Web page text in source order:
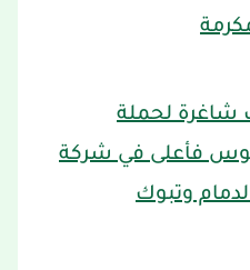
شاغرة لحملة
فأعلى في شركة
وتبوك